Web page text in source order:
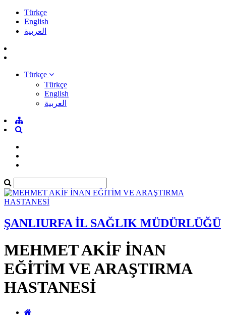
Türkçe
English
العربية
Türkçe
Türkçe
English
العربية
ŞANLIURFA İL SAĞLIK MÜDÜRLÜĞÜ
MEHMET AKİF İNAN
EĞİTİM VE ARAŞTIRMA
HASTANESİ